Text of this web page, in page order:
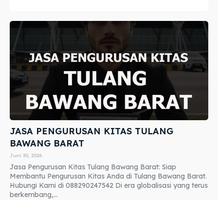
JASA PENGURUSAN KITAS TULANG
BAWANG BARAT
Juni 30, 2026
Jasa Pengurusan Kitas Tulang Bawang Barat: Siap
Membantu Pengurusan Kitas Anda di Tulang Bawang Barat.
Hubungi Kami di 088290247542 Di era globalisasi yang terus
berkembang,...